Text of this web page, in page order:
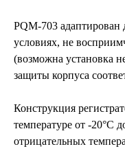
PQM-703
условиях, не
(возможна установка
защиты корпуса
Конструкция
температуре от -20°С
отрицательных